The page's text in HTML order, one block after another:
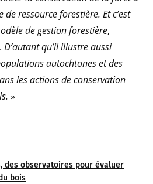
des observatoires pour évaluer
bois
ressource forestière. Et c’est
de gestion forestière,
D’autant qu’il illustre aussi
autochtones et des
les actions de conservation
»